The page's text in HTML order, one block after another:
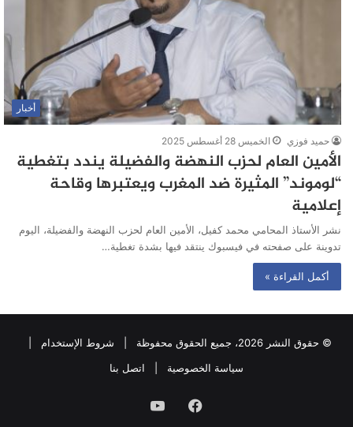
أخبار
حميد فوزي الخميس 28 أغسطس 2025
الأمين العام لحزب النهضة والفضيلة يندد بتغطية
“لوموند” المثيرة ضد المغرب ويعتبرها وقاحة
إعلامية
نشر الأستاذ المحامي محمد كفيل، الأمين العام لحزب النهضة والفضيلة، اليوم
تدوينة على صفحته في فيسبوك ينتقد فيها بشدة تغطية…
أكمل القراءة »
© حقوق النشر 2026، جميع الحقوق محفوظة | شروط الإستخدام
سياسة الخصوصية
اتصل بنا
فيسبوكيوتيوب